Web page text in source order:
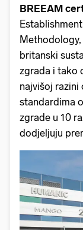
BREEAM
britanski
zgrada i tako
najvišoj
standardima
zgrade u 10
dodjeljuju